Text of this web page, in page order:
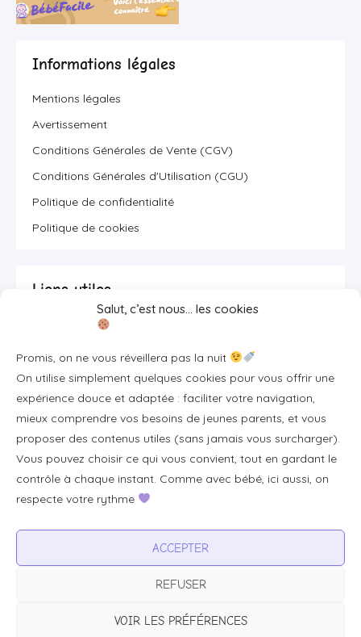
Salut, c’est nous… les cookies
Promis, on ne vous réveillera pas la nuit
On utilise simplement quelques cookies pour vous offrir une
expérience douce et adaptée : faciliter votre navigation,
mieux comprendre vos besoins de jeunes parents, et vous
proposer des contenus utiles (sans jamais vous surcharger).
Vous pouvez choisir ce qui vous convient, tout en gardant le
contrôle à chaque instant. Comme avec bébé, ici aussi, on
respecte votre rythme
ACCEPTER
REFUSER
VOIR LES PRÉFÉRENCES
Informations légales
Mentions légales
Avertissement
Conditions Générales de Vente (CGV)
Conditions Générales d'Utilisation (CGU)
Politique de confidentialité
Politique de cookies
Liens utiles
Se connecter/S'inscrire
FAQ / Livraison & accès
À propos
Plan du site
Tous les articles
Professionnels & partenariats
Visibilité pour votre marque
Proposer un produit ou un service